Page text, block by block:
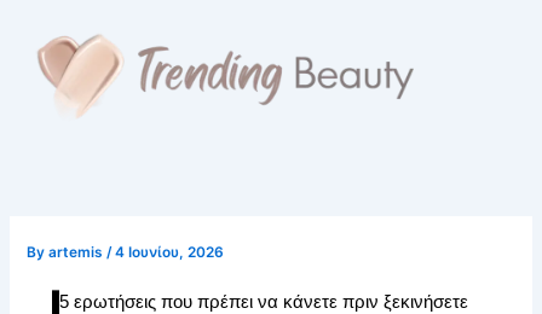
content
Byartemis/4 Ιουνίου, 2026
5 ερωτήσεις που πρέπει να κάνετε πριν ξεκινήσετε